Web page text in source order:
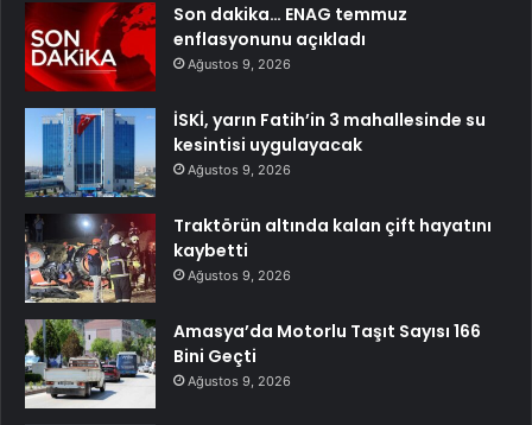
Son dakika… ENAG temmuz
enflasyonunu açıkladı
Ağustos 9, 2026
İSKİ, yarın Fatih’in 3 mahallesinde su
kesintisi uygulayacak
Ağustos 9, 2026
Traktörün altında kalan çift hayatını
kaybetti
Ağustos 9, 2026
Amasya’da Motorlu Taşıt Sayısı 166
Bini Geçti
Ağustos 9, 2026